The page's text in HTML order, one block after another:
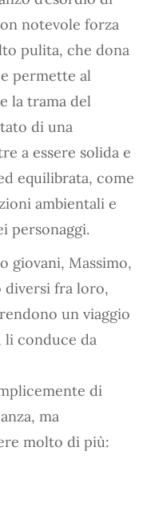
notevole forza
pulita, che dona
permette al
la trama del
di una
a essere solida e
equilibrata, come
ambientali e
personaggi.
giovani, Massimo,
diversi fra loro,
un viaggio
li conduce da
di
ma
molto di più: